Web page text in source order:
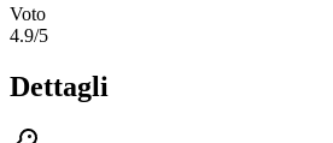
Voto
4.9/5
Dettagli